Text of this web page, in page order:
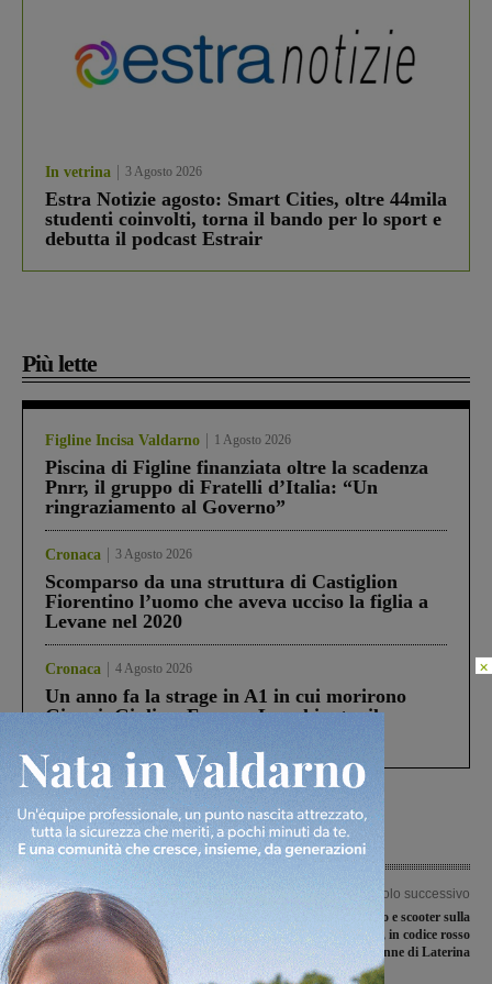
In vetrina 3 Agosto 2026
Estra Notizie agosto: Smart Cities, oltre 44mila
studenti coinvolti, torna il bando per lo sport e
debutta il podcast Estrair
Più lette
Figline Incisa Valdarno 1 Agosto 2026
Piscina di Figline finanziata oltre la scadenza
Pnrr, il gruppo di Fratelli d’Italia: “Un
ringraziamento al Governo”
Cronaca 3 Agosto 2026
Scomparso da una struttura di Castiglion
Fiorentino l’uomo che aveva ucciso la figlia a
Levane nel 2020
Cronaca 4 Agosto 2026
Un anno fa la strage in A1 in cui morirono
Gianni, Giulia e Franco. Lo schianto, il
Articolo precedente
Suona la campanella per il nuovo
Valdarno Football Club
Articolo successivo
Scontro fra auto e scooter sulla
Setteponti a Quarata, in codice rosso
un 58enne di Laterina
×